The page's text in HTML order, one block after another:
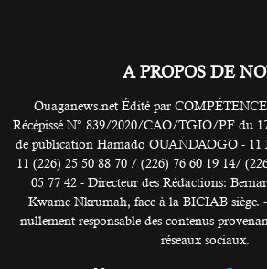
A PROPOS DE
Ouaganews.net Édité par
Récépissé N° 839/2020/CAO/TGIO/PF du
de publication Hamado OUANDAOGO - 11
11 (226) 25 50 88 70 / (226) 76 60 19 14/
05 77 42 - Directeur des Rédactions:
Kwame Nkrumah, face à la BICIAB siège. -
nullement responsable des contenus
réseaux sociaux.